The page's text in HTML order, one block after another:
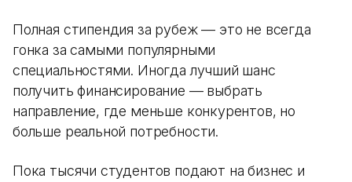
Полная стипендия за рубеж — это не всегда
гонка за самыми популярными
специальностями. Иногда лучший шанс
получить финансирование — выбрать
направление, где меньше конкурентов, но
больше реальной потребности.
Пока тысячи студентов подают на бизнес и